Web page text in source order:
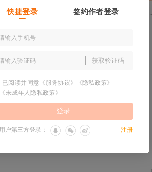
可以用 @ 召唤你的小伙伴哦~